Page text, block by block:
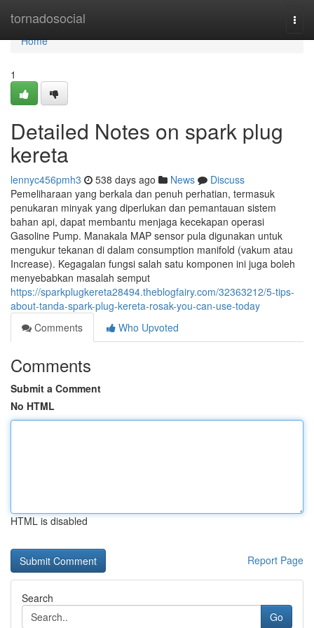
tornadosocial
Home
Home
1
Detailed Notes on spark plug
kereta
lennyc456pmh3 538 days ago News
Discuss
Pemeliharaan yang berkala dan penuh perhatian, termasuk
penukaran minyak yang diperlukan dan pemantauan sistem
bahan api, dapat membantu menjaga kecekapan operasi
Gasoline Pump. Manakala MAP sensor pula digunakan untuk
mengukur tekanan di dalam consumption manifold (vakum atau
Increase). Kegagalan fungsi salah satu komponen ini juga boleh
menyebabkan masalah semput
https://sparkplugkereta28494.theblogfairy.com/32363212/5-tips-
about-tanda-spark-plug-kereta-rosak-you-can-use-today
Comments
Who Upvoted
Comments
Submit a Comment
No HTML
HTML is disabled
Report Page
Search
Go